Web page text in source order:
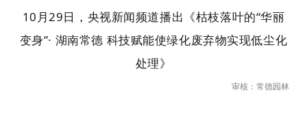
10月29日，央视新闻频道播出 《枯枝落叶的“华丽
变身”· 湖南常德 科技赋能使绿化废弃物实现低尘化
处理》
审核：常德园林